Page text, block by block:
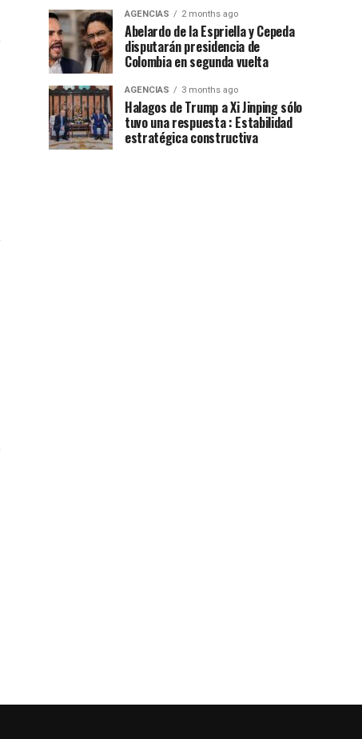
AGENCIAS 2 months ago
Abelardo de la Espriella y Cepeda
disputarán presidencia de
Colombia en segunda vuelta
AGENCIAS 3 months ago
Halagos de Trump a Xi Jinping sólo
tuvo una respuesta : Estabilidad
estratégica constructiva